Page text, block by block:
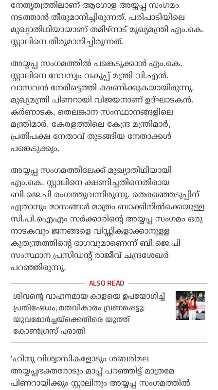
നേതൃത്വത്തിലാണ് ആഗോള അയ്യപ്പ സംഗമം
നടത്താന്‍ തീരുമാനിച്ചിരുന്നത്. പരിപാടിയിലെ
മുഖ്യാതിഥിയായാണ് തമിഴ്‌നാട് മുഖ്യമന്ത്രി എം.കെ.
സ്റ്റാലിനെ തീരുമാനിച്ചിരുന്നത്.
അയ്യപ്പ സംഗമത്തില്‍ പങ്കെടുക്കാന്‍ എം.കെ.
സ്റ്റാലിനെ ദേവസ്വം വകുപ്പ് മന്ത്രി വി.എന്‍.
വാസവന്‍ നേരിട്ടെത്തി ക്ഷണിക്കുകയായിരുന്നു.
മുഖ്യമന്ത്രി പിണറായി വിജയനാണ് ഉദ്ഘാടകന്‍.
കര്‍ണാടക, തെലങ്കാന സംസ്ഥാനങ്ങളിലെ
മന്ത്രിമാര്‍, കേരളത്തിലെ കേന്ദ്ര മന്ത്രിമാര്‍,
പ്രതിപക്ഷ നേതാവ് തുടങ്ങിയ നേതാക്കള്‍
പങ്കെടുക്കും.
അയ്യപ്പ സംഗമത്തിലേക്ക് മുഖ്യാതിഥിയായി
എം.കെ. സ്റ്റാലിനെ ക്ഷണിച്ചതിനെതിരായ
ബി.ജെ.പി രംഗത്തുവന്നിരുന്നു. തെരഞ്ഞെടുപ്പിന്
ഏതാനും മാസങ്ങള്‍ മാത്രം ബാക്കിനില്‍ക്കെയുള്ള
സി.പി.ഐഎം സര്‍ക്കാരിന്റെ അയ്യപ്പ സംഗമം ഒരു
നാടകവും ജനങ്ങളെ വിഡ്ഢികളാക്കാനുള്ള
കുതന്ത്രത്തിന്റെ ഭാഗവുമാണെന്ന് ബി.ജെ.പി
സംസ്ഥാന പ്രസിഡന്റ് രാജീവ് ചന്ദ്രശേഖര്‍
പറഞ്ഞിരുന്നു.
ശിവന്റെ വാഹനമായ കാളയെ ഉപയോഗിച്ച്
പ്രതിഷേധം, മതവികാരം വ്രണപ്പെട്ടു;
യുവമോര്‍ച്ചയ്‌ക്കെതിരെ യൂത്ത്
കോണ്‍ഗ്രസ് പരാതി
‘ഹിന്ദു വിശ്വാസികളോടും ശബരിമല
അയ്യപ്പഭക്തരോടും മാപ്പ് പറഞ്ഞിട്ട് മാത്രമേ
പിണറായിക്കും സ്റ്റാലിനും അയ്യപ്പ സംഗമത്തില്‍